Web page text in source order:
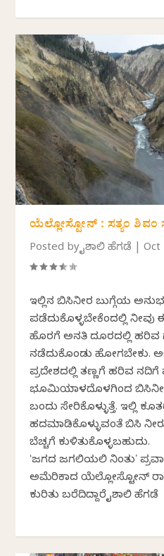
ಯೆಲ್ಲೋಸ್ಟೋನ್ : ಸತ್ಯಂ ಶಿವಂ
Posted byವೈಶಾಲಿ ಹೆಗಡೆ |Oct
ಇಲ್ಲಿನ ಬಿಸಿನೀರ ಬುಗ್ಗೆಯ
ಪಡೆದುಕೊಳ್ಳಬೇಕೆಂದಲ್ಲಿ ನೀವು
ಹೊರಗೆ ಅನತಿ ದೂರದಲ್ಲಿ ಹರಿವ
ನಡೆದುಕೊಂಡು ಹೋಗಬೇಕು.
ಪ್ರದೇಶದಲ್ಲಿ ತಣ್ಣಗೆ ಹರಿವ ನದಿಗೆ
ಭೂಮಿಯಾಳದೊಳಗಿಂದ ಬಿಸಿನೀರ
ಬಂದು ಸೇರಿಕೊಳ್ಳುತ್ತೆ. ಇಲ್ಲಿ
ಹದಮಾಡಿಕೊಳ್ಳುವಂತೆ ಬಿಸಿ ನೀರು
ಬೆಚ್ಚಗೆ ಕುಳಿತುಕೊಳ್ಳಬಹುದು.
ʻಜಗದ ಜಗಲಿಯಲಿ ನಿಂತುʼ
ಅಮೆರಿಕಾದ ಯೆಲ್ಲೋಸ್ಟೋನ್
ಕುರಿತು ಬರೆದಿದ್ದಾರೆ ವೈಶಾಲಿ ಹೆಗಡೆ